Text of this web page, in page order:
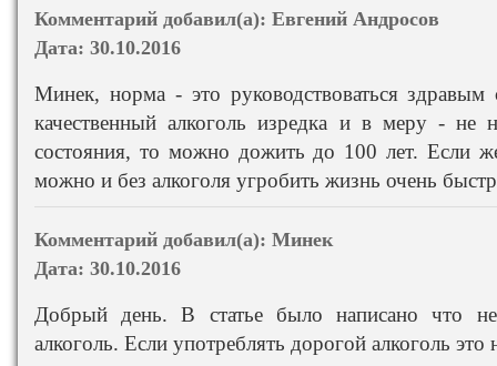
Комментарий добавил(а): Евгений Андросов
Дата: 30.10.2016
Минек, норма - это руководствоваться
качественный алкоголь изредка и в меру - не
состояния, то можно дожить до 100 лет. Если
можно и без алкоголя угробить жизнь очень
Комментарий добавил(а): Минек
Дата: 30.10.2016
Добрый день. В статье было написано что
алкоголь. Если употреблять дорогой алкоголь это